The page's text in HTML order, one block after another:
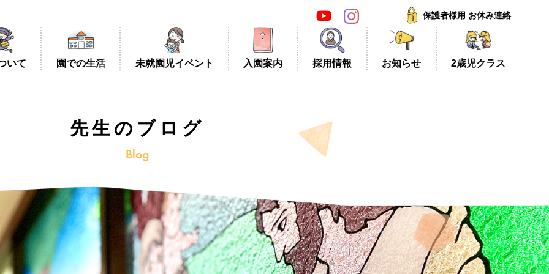
保護者様用 お休み連絡
いて 園での生活 未就園 児イベント 入 園案内 採用情報 お知らせ 2歳児クラ ス
先生のブログ
Blog